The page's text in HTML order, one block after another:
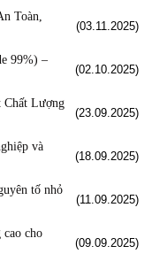
Toàn,
(03.11.2025)
99%) –
(02.10.2025)
Chất Lượng
(23.09.2025)
và
(18.09.2025)
tố nhỏ
(11.09.2025)
cho
(09.09.2025)